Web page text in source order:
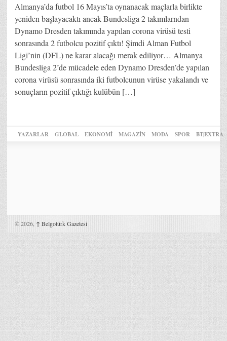
Almanya’da futbol 16 Mayıs’ta oynanacak maçlarla birlikte
yeniden başlayacaktı ancak Bundesliga 2 takımlarndan
Dynamo Dresden takımında yapılan corona virüsü testi
sonrasında 2 futbolcu pozitif çıktı! Şimdi Alman Futbol
Ligi’nin (DFL) ne karar alacağı merak ediliyor… Almanya
Bundesliga 2’de mücadele eden Dynamo Dresden’de yapılan
corona virüsü sonrasında iki futbolcunun virüse yakalandı ve
sonuçların pozitif çıktığı kulübün […]
YAZARLAR GLOBAL EKONOMİ MAGAZİN MODA SPOR BT|EXTRA
© 2026, ↑ Belgotürk Gazetesi